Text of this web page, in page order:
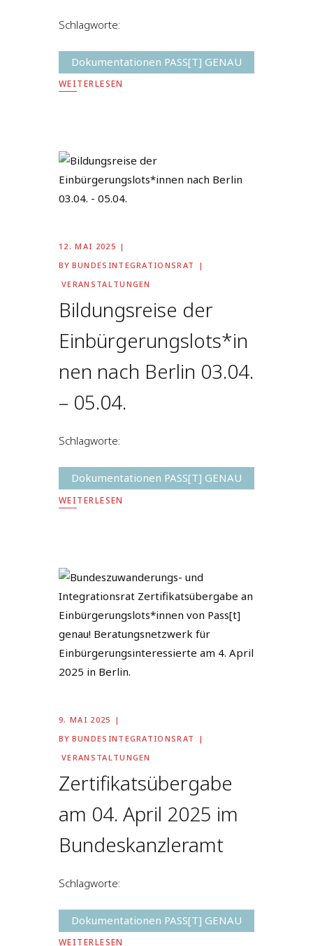
Schlagworte:
Dokumentationen PASS[T] GENAU
WEITERLESEN
12. MAI 2025
BY BUNDESINTEGRATIONSRAT
VERANSTALTUNGEN
Bildungsreise der
Einbürgerungslots*in
nen nach Berlin 03.04.
– 05.04.
Schlagworte:
Dokumentationen PASS[T] GENAU
WEITERLESEN
9. MAI 2025
BY BUNDESINTEGRATIONSRAT
VERANSTALTUNGEN
Zertifikatsübergabe
am 04. April 2025 im
Bundeskanzleramt
Schlagworte:
Dokumentationen PASS[T] GENAU
WEITERLESEN